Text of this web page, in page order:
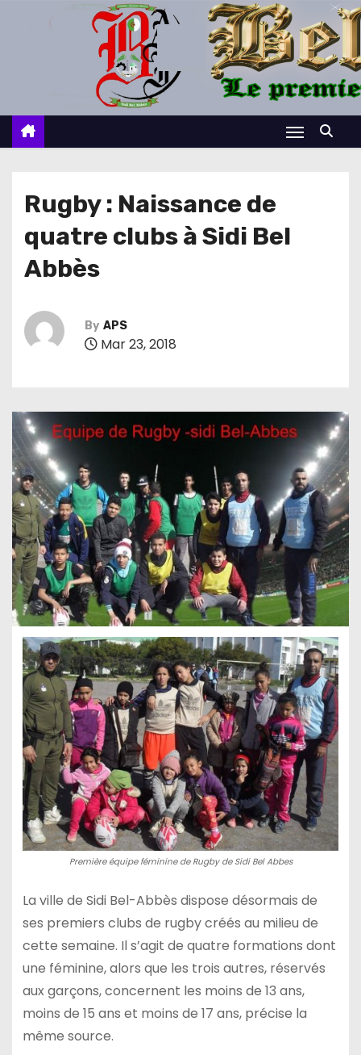
c
Rugby : Naissance de
quatre clubs à Sidi Bel
Abbès
By APS
Mar 23, 2018
Première équipe féminine de Rugby de Sidi Bel Abbes
La ville de Sidi Bel-Abbès dispose désormais de
ses premiers clubs de rugby créés au milieu de
cette semaine. Il s’agit de quatre formations dont
une féminine, alors que les trois autres, réservés
aux garçons, concernent les moins de 13 ans,
moins de 15 ans et moins de 17 ans, précise la
même source.